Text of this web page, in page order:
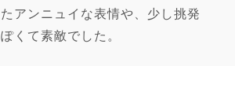
アンニュイな表情や、少し挑発
くて素敵でした。